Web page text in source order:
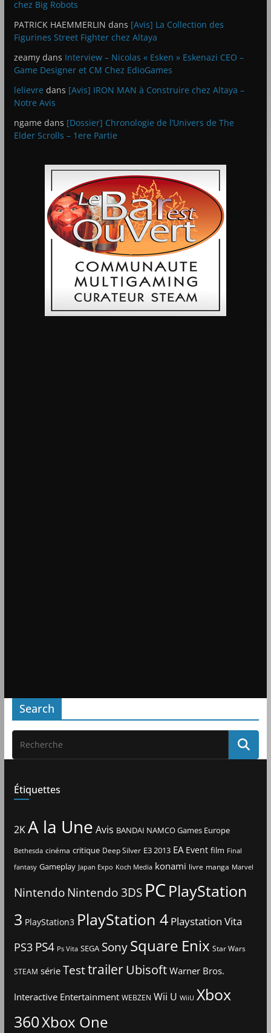
chez Big Robots
PATRICK HAEMMERLIN dans [Avis] La Collection des
Figurines Street Fighter chez Altaya
zeamydans Interview – Nicolas « Esken » Eskenazi CEO –
Game Designer et CM Chez EdioGames
lelievre dans [Avis] IRON MAN à Construire chez Altaya –
Notre Avis
ngame dans [Dossier] Chronologie de l’Univers de The
Elder Scrolls – 1ere Partie
Search
Étiquettes
2KA la Une Avis BANDAI NAMCO Games Europe
Bethesda cinéma critique Deep Silver E3 2013 EA Event film Final
fantasy Gameplay Japan Expo Koch Media konami livre manga Marvel
Nintendo Nintendo 3DS PCPlayStation
3 PlayStation3 PlayStation 4 Playstation Vita
PS3 PS4 Ps Vita SEGA Sony Square Enix Star Wars
STEAM série TesttrailerUbisoftWarner Bros.
Interactive Entertainment WEBZEN Wii U WiiU Xbox
360Xbox One